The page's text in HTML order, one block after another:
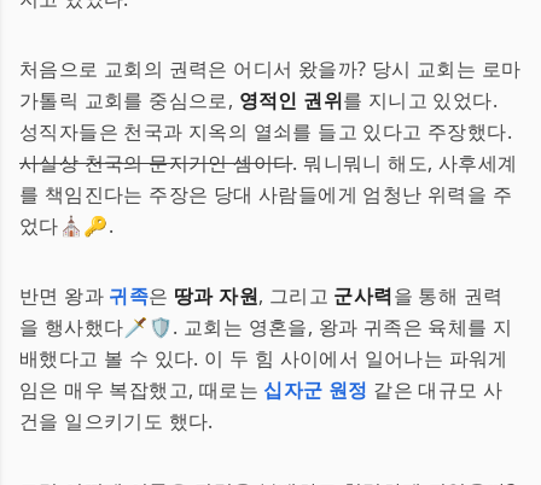
처음으로 교회의 권력은 어디서 왔을까? 당시 교회는 로마
가톨릭 교회를 중심으로, 영적인 권위를 지니고 있었다.
성직자들은 천국과 지옥의 열쇠를 들고 있다고 주장했다.
사실상 천국의 문지기인 셈이다. 뭐니뭐니 해도, 사후세계
를 책임진다는 주장은 당대 사람들에게 엄청난 위력을 주
었다⛪🔑.
반면 왕과 귀족은 땅과 자원, 그리고 군사력을 통해 권력
을 행사했다🗡️🛡️. 교회는 영혼을, 왕과 귀족은 육체를 지
배했다고 볼 수 있다. 이 두 힘 사이에서 일어나는 파워게
임은 매우 복잡했고, 때로는 십자군 원정 같은 대규모 사
건을 일으키기도 했다.